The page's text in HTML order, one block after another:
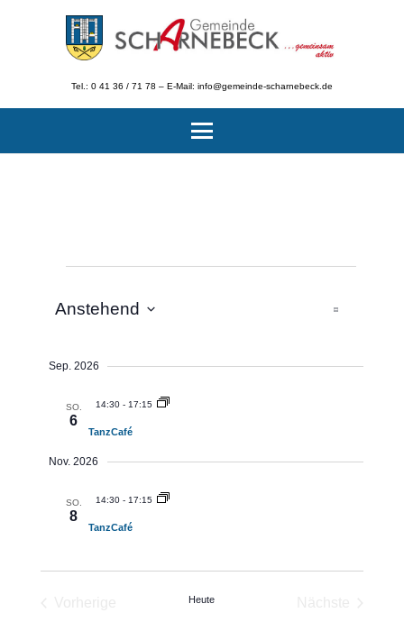
Tel.: 0 41 36 / 71 78 – E-Mail: info@gemeinde-scharnebeck.de
Navigation
Ansichten-
Anstehend
auswählen.
Sep. 2026
SO.
6
14:30- 17:15
TanzCafé
Nov. 2026
SO.
8
14:30- 17:15
TanzCafé
Heute